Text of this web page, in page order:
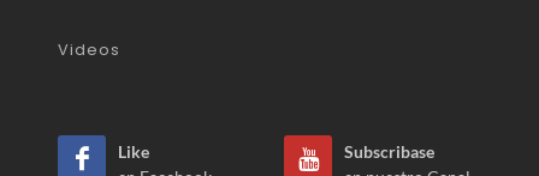
Videos
Like
Subscribase